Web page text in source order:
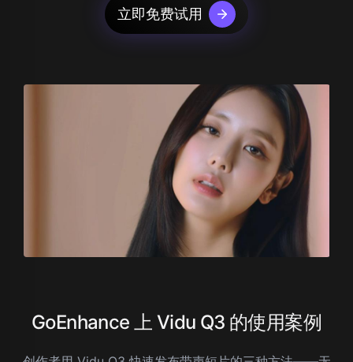
立即免费试用
GoEnhance 上 Vidu Q3 的使用案例